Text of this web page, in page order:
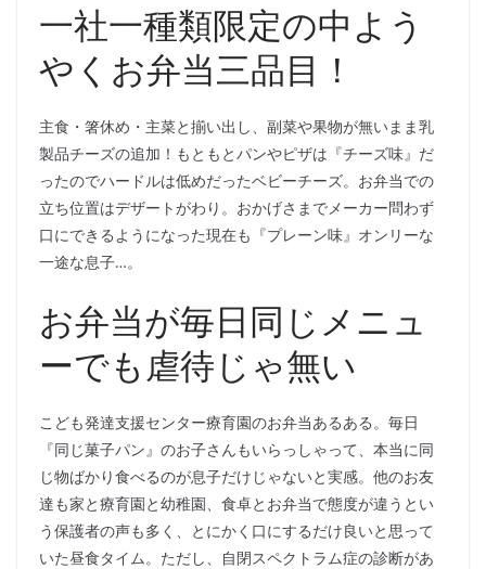
一社一種類限定の中よう
やくお弁当三品目！
主食・箸休め・主菜と揃い出し、副菜や果物が無いまま乳
製品チーズの追加！もともとパンやピザは『チーズ味』だ
ったのでハードルは低めだったベビーチーズ。お弁当での
立ち位置はデザートがわり。おかげさまでメーカー問わず
口にできるようになった現在も『プレーン味』オンリーな
一途な息子…。
お弁当が毎日同じメニュ
ーでも虐待じゃ無い
こども発達支援センター療育園のお弁当あるある。毎日
『同じ菓子パン』のお子さんもいらっしゃって、本当に同
じ物ばかり食べるのが息子だけじゃないと実感。他のお友
達も家と療育園と幼稚園、食卓とお弁当で態度が違うとい
う保護者の声も多く、とにかく口にするだけ良いと思って
いた昼食タイム。ただし、自閉スペクトラム症の診断があ